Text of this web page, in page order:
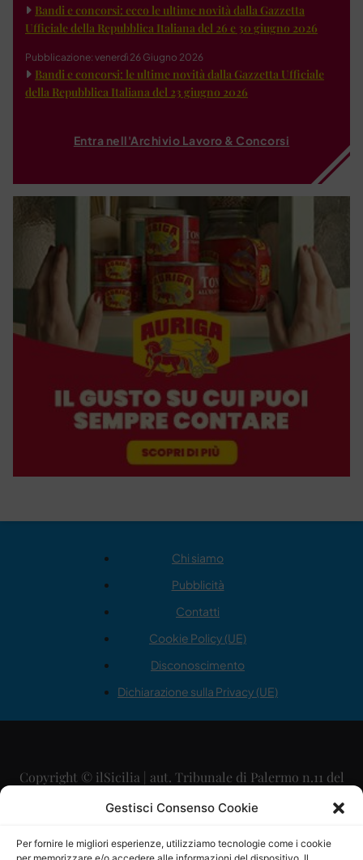
Gestisci Consenso Cookie
Per fornire le migliori esperienze, utilizziamo tecnologie come i cookie
Bandi e concorsi: ecco le ultime novità dalla Gazzetta
Ufficiale della Repubblica Italiana del 26 e 30 giugno 2026
Pubblicazione: venerdì 26 Giugno 2026
Bandi e concorsi: le ultime novità dalla Gazzetta Ufficiale
della Repubblica Italiana del 23 giugno 2026
Entra nell'Archivio Lavoro & Concorsi
Chi siamo
Pubblicità
Contatti
Cookie Policy (UE)
Disconoscimento
Dichiarazione sulla Privacy (UE)
Copyright © ilSicilia | aut. Tribunale di Palermo n.11 del
29/09/2015